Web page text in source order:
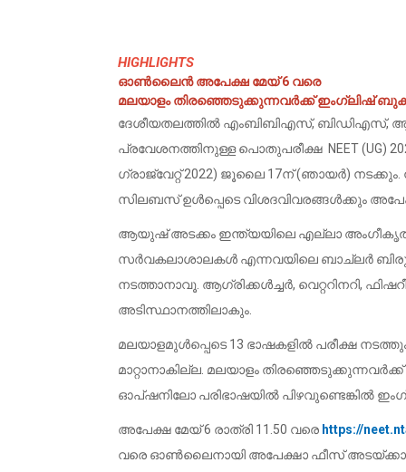
HIGHLIGHTS
ഓൺലൈൻ അപേക്ഷ മേയ് 6 വരെ
മലയാളം തിരഞ്ഞെടുക്കുന്നവർക്ക് ഇംഗ്ലിഷ്
ദേശീയതലത്തിൽ എംബിബിഎസ്, ബിഡിഎസ്,
പ്രവേശനത്തിനുള്ള പൊതുപരീക്ഷ NEET (UG)
ഗ്രാജ്വേറ്റ് 2022) ജൂലൈ 17ന് (ഞായർ)
സിലബസ് ഉൾപ്പെടെ വിശദവിവരങ്ങൾക്കും
ആയുഷ് അടക്കം ഇന്ത്യയിലെ എല്ലാ അംഗീകൃത
സർവകലാശാലകൾ എന്നവയിലെ ബാച്‌ലർ ബിരുദ
നടത്താനാവൂ. ആഗ്രിക്കൾച്ചർ, വെറ്ററിനറി,
അടിസ്ഥാനത്തിലാകും.
മലയാളമുൾപ്പെടെ 13 ഭാഷകളിൽ പരീക്ഷ
മാറ്റാനാകില്ല. മലയാളം
ഓപ്ഷനിലോ പരിഭാഷയിൽ പിഴവുണ്ടെങ്കിൽ
അപേക്ഷ ‍മേയ് 6 രാത്രി 11.50 വരെ https://
വരെ ഓൺലൈനായി അപേക്ഷാ ഫീസ്